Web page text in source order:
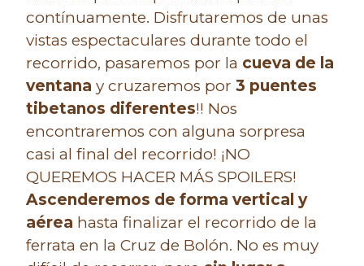
contínuamente. Disfrutaremos de unas
vistas espectaculares durante todo el
recorrido, pasaremos por la cueva de la
ventana y cruzaremos por3 puentes
tibetanos diferentes!! Nos
encontraremos con alguna sorpresa
casi al final del recorrido! ¡NO
QUEREMOS HACER MÁS SPOILERS!
Ascenderemos de forma vertical y
aérea hasta finalizar el recorrido de la
ferrata en la Cruz de Bolón. No es muy